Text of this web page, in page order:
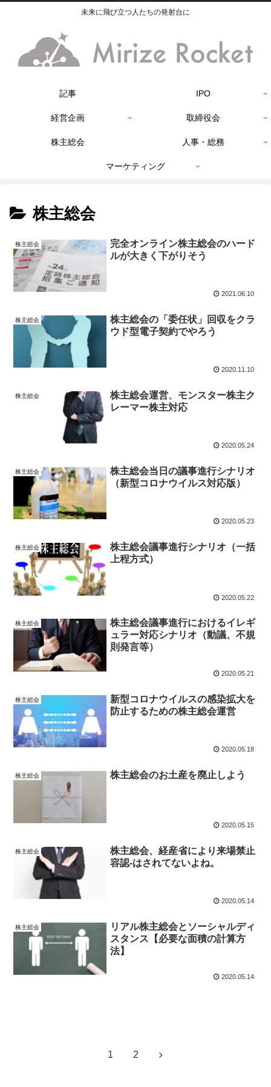
未来に飛び立つ人たちの発射台に
記事 IPO
経営企画 取締役会
株主総会 人事・総務
マーケティング
株主総会
株主総会
完全オンライン株主総会のハード
ルが大きく下がりそう
2021.06.10
株主総会
株主総会の「委任状」回収をクラ
ウド型電子契約でやろう
2020.11.10
株主総会
株主総会運営、モンスター株主ク
レーマー株主対応
2020.05.24
株主総会
株主総会当日の議事進行シナリオ
（新型コロナウイルス対応版）
2020.05.23
株主総会
株主総会議事進行シナリオ（一括
上程方式）
2020.05.22
株主総会
株主総会議事進行におけるイレギ
ュラー対応シナリオ（動議、不規
則発言等）
2020.05.21
株主総会
新型コロナウイルスの感染拡大を
防止するための株主総会運営
2020.05.18
株主総会 株主総会のお土産を廃止しよう
2020.05.15
株主総会
株主総会、経産省により来場禁止
容認-はされてないよね。
2020.05.14
株主総会
リアル株主総会とソーシャルディ
スタンス【必要な面積の計算方
法】
2020.05.14
1 2
次